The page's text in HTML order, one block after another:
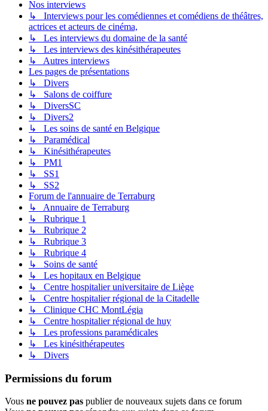
Nos interviews
↳ Interviews pour les comédiennes et comédiens de théâtres,
actrices et acteurs de cinéma,
↳ Les interviews du domaine de la santé
↳ Les interviews des kinésithérapeutes
↳ Autres interviews
Les pages de présentations
↳ Divers
↳ Salons de coiffure
↳ DiversSC
↳ Divers2
↳ Les soins de santé en Belgique
↳ Paramédical
↳ Kinésithérapeutes
↳ PM1
↳ SS1
↳ SS2
Forum de l'annuaire de Terraburg
↳ Annuaire de Terraburg
↳ Rubrique 1
↳ Rubrique 2
↳ Rubrique 3
↳ Rubrique 4
↳ Soins de santé
↳ Les hopitaux en Belgique
↳ Centre hospitalier universitaire de Liège
↳ Centre hospitalier régional de la Citadelle
↳ Clinique CHC MontLégia
↳ Centre hospitalier régional de huy
↳ Les professions paramédicales
↳ Les kinésithérapeutes
↳ Divers
Permissions du forum
Vous ne pouvez pas publier de nouveaux sujets dans ce forum